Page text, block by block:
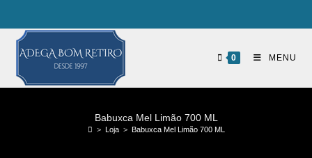
0 MENU
Babuxca Mel Limão 700 ML
> Loja > Babuxca Mel Limão 700 ML